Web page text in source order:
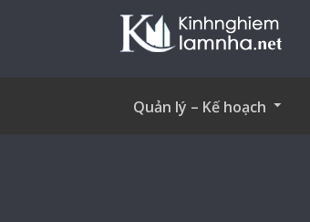
Quản lý – Kế hoạch